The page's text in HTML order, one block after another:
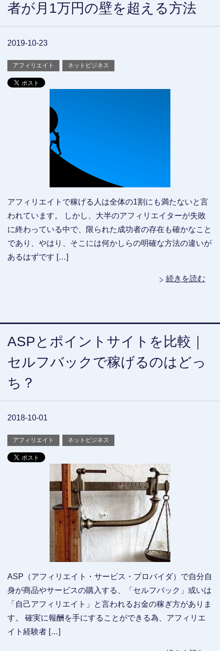
者が月1万円の壁を超える方法
2019-10-23
アフィリエイト ネットビジネス
アフィリエイトで稼げる人は全体の1割にも満たないと言
われています。 しかし、大半のアフィリエイターが失敗
に終わっている中で、限られた成功者の存在も確かなこと
であり、やはり、そこには何かしらの明確な方法の違いが
あるはずです […]
続きを読む
ASPとポイントサイトを比較｜
セルフバックで稼げるのはどっ
ち？
2018-10-01
アフィリエイト ネットビジネス
ASP（アフィリエイト・サービス・プロバイダ）で自分自
身が商品やサービスの購入する、「セルフバック」或いは
「自己アフィリエイト」と言われるお金の稼ぎ方がありま
す。 確実に報酬を手にすることができる為、アフィリエ
イト経験者 […]